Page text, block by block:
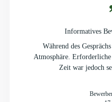
Informatives
Während des
Atmosphäre.
Zeit war jedoch